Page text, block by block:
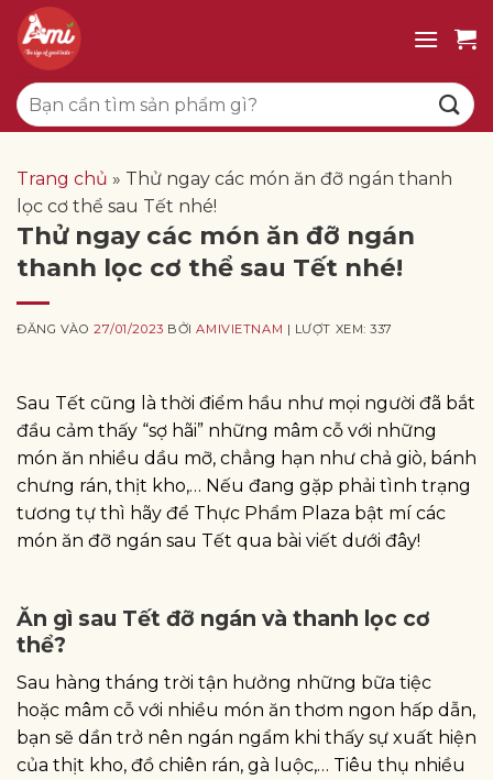
qua
dung
Tìm
kiếm:
Trang chủ » Thử ngay các món ăn đỡ ngán thanh
lọc cơ thể sau Tết nhé!
Thử ngay các món ăn đỡ ngán
thanh lọc cơ thể sau Tết nhé!
ĐĂNG VÀO27/01/2023 BỞIAMIVIETNAM | LƯỢT XEM: 337
Sau Tết cũng là thời điểm hầu như mọi người đã bắt
đầu cảm thấy “sợ hãi” những mâm cỗ với những
món ăn nhiều dầu mỡ, chẳng hạn như chả giò, bánh
chưng rán, thịt kho,… Nếu đang gặp phải tình trạng
tương tự thì hãy để Thực Phẩm Plaza bật mí các
món ăn đỡ ngán sau Tết qua bài viết dưới đây!
Ăn gì sau Tết đỡ ngán và thanh lọc cơ
thể?
Sau hàng tháng trời tận hưởng những bữa tiệc
hoặc mâm cỗ với nhiều món ăn thơm ngon hấp dẫn,
bạn sẽ dần trở nên ngán ngẩm khi thấy sự xuất hiện
của thịt kho, đồ chiên rán, gà luộc,… Tiêu thụ nhiều